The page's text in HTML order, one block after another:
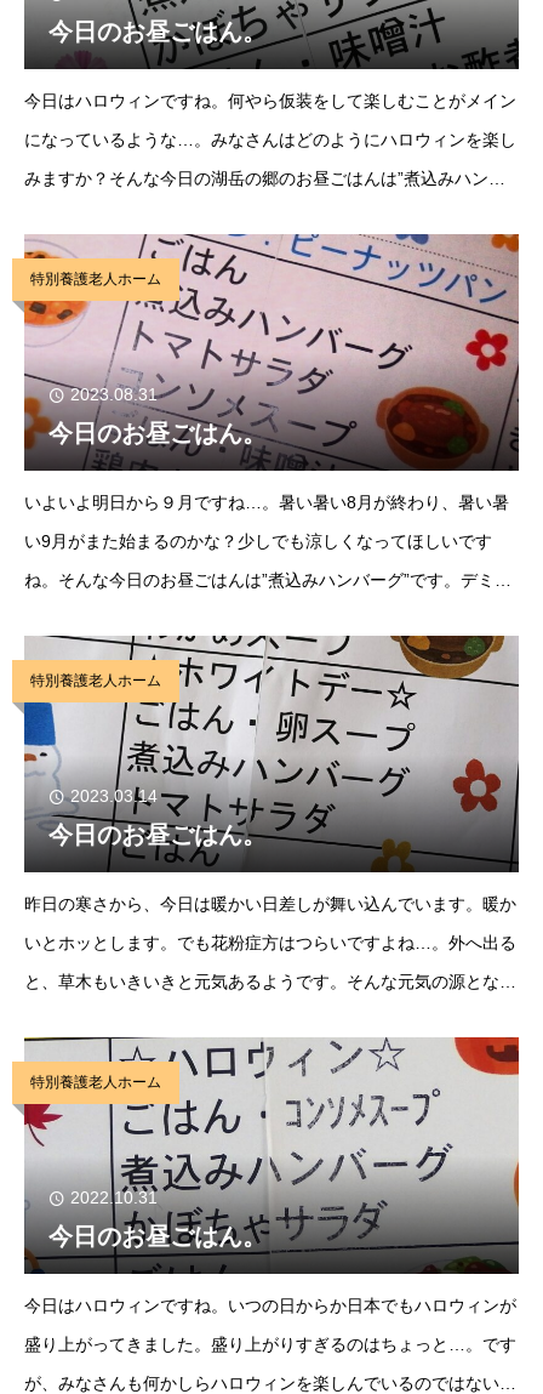
今日のお昼ごはん。
今日はハロウィンですね。何やら仮装をして楽しむことがメイン
になっているような…。みなさんはどのようにハロウィンを楽し
みますか？そんな今日の湖岳の郷のお昼ごはんは”煮込みハンバ
した飾りですが、楽しいお昼ごはんですね。みなさ
特別養護老人ホーム
2023.08.31
今日のお昼ごはん。
いよいよ明日から９月ですね…。暑い暑い8月が終わり、暑い暑
い9月がまた始まるのかな？少しでも涼しくなってほしいです
ね。そんな今日のお昼ごはんは”煮込みハンバーグ”です。デミグ
て、白ごはんとも相性ピッタリですね。そんなハンバ
特別養護老人ホーム
2023.03.14
今日のお昼ごはん。
昨日の寒さから、今日は暖かい日差しが舞い込んでいます。暖か
いとホッとします。でも花粉症方はつらいですよね…。外へ出る
と、草木もいきいきと元気あるようです。そんな元気の源となる
バーグ”です。しかも、ホワイトデーバージョン。
特別養護老人ホーム
2022.10.31
今日のお昼ごはん。
今日はハロウィンですね。いつの日からか日本でもハロウィンが
盛り上がってきました。盛り上がりすぎるのはちょっと…。です
が、みなさんも何かしらハロウィンを楽しんでいるのではないで